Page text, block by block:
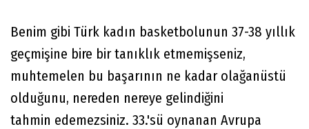
Benim gibi Türk kadın basketbolunun 37-38 yıllık
geçmişine bire bir tanıklık etmemişseniz,
muhtemelen bu başarının ne kadar olağanüstü
olduğunu, nereden nereye gelindiğini
tahmin edemezsiniz. 33.'sü oynanan Avrupa